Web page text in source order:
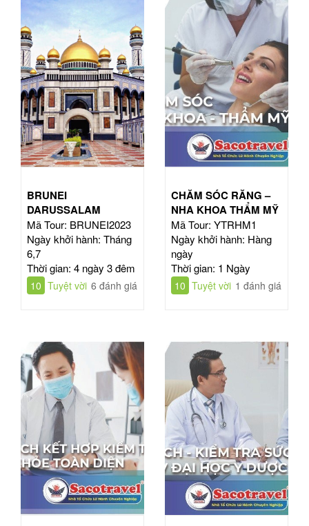
BRUNEI
DARUSSALAM
Mã Tour: BRUNEI2023
Ngày khởi hành: Tháng
6,7
Thời gian: 4 ngày 3 đêm
10 Tuyệt vời 6 đánh giá
CHĂM SÓC RĂNG –
NHA KHOA THẨM MỸ
Mã Tour: YTRHM1
Ngày khởi hành: Hàng
ngày
Thời gian: 1 Ngày
10 Tuyệt vời 1 đánh giá